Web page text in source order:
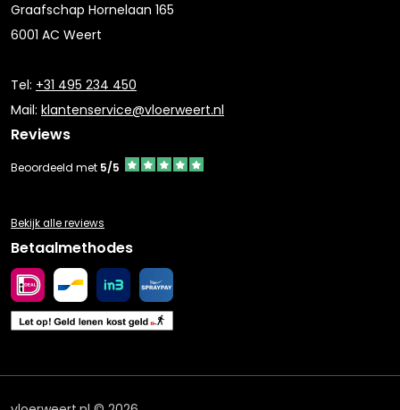
Graafschap Hornelaan 165
6001 AC Weert
Tel: +31 495 234 450
Mail: klantenservice@vloerweert.nl
Reviews
Beoordeeld met 5/5
Bekijk alle reviews
Betaalmethodes